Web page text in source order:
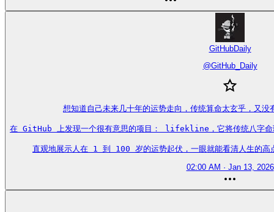
GitHubDaily
@GitHub_Daily
想知道自己未来几十年的运势走向，传统算命太玄乎，又
在 GitHub 上发现一个很有意思的项目： lifekline，它将传统八字命
直观地展示人在 1 到 100 岁的运势起伏，一眼就能看清人生
02:00 AM · Jan 13, 2026